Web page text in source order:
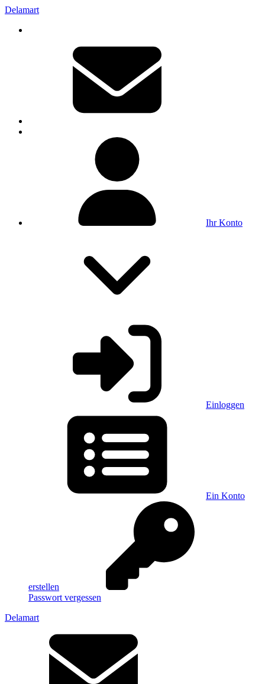
Delamart
Ihr Konto
Einloggen
Ein Konto
erstellen
Passwort vergessen
Delamart